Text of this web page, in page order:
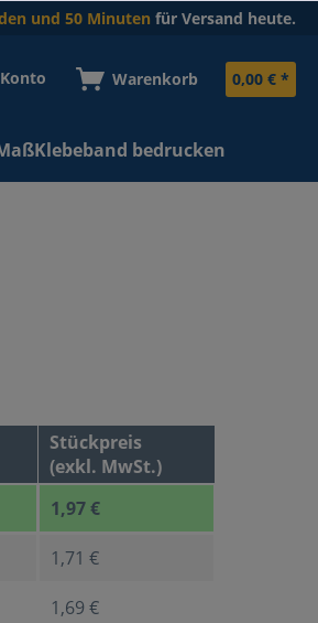
und 50 Minuten für Versand heute.
Warenkorb 0,00 € *
Klebeband bedrucken
Stückpreis
(exkl. MwSt.)
1,97 €
1,71 €
1,69 €